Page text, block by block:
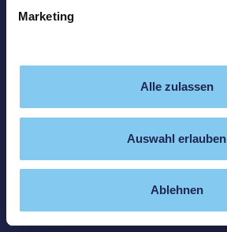
Marketing
Alle zulassen
Auswahl erlauben
Ablehnen